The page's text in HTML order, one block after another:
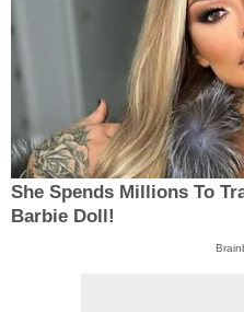
She Spends Millions To
Barbie Doll!